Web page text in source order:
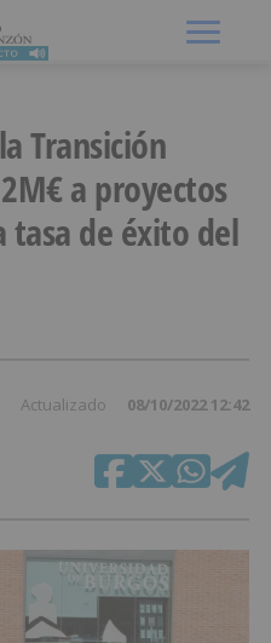
Transición
a proyectos
tasa de éxito del
Actualizado 08/10/2022 12:42